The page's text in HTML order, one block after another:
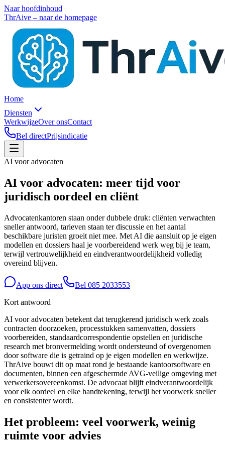
Naar hoofdinhoud
ThrAive – naar de homepage
Home
Diensten
WerkwijzeOver onsContact
Bel directPrijsindicatie
AI voor advocaten
AI voor advocaten: meer tijd voor
juridisch oordeel en cliënt
Advocatenkantoren staan onder dubbele druk: cliënten verwachten
sneller antwoord, tarieven staan ter discussie en het aantal
beschikbare juristen groeit niet mee. Met AI die aansluit op je eigen
modellen en dossiers haal je voorbereidend werk weg bij je team,
terwijl vertrouwelijkheid en eindverantwoordelijkheid volledig
overeind blijven.
App ons direct Bel 085 2033553
Kort antwoord
AI voor advocaten betekent dat terugkerend juridisch werk zoals
contracten doorzoeken, processtukken samenvatten, dossiers
voorbereiden, standaardcorrespondentie opstellen en juridische
research met bronvermelding wordt ondersteund of overgenomen
door software die is getraind op je eigen modellen en werkwijze.
ThrAive bouwt dit op maat rond je bestaande kantoorsoftware en
documenten, binnen een afgeschermde AVG-veilige omgeving met
verwerkersovereenkomst. De advocaat blijft eindverantwoordelijk
voor elk oordeel en elke handtekening, terwijl het voorwerk sneller
en consistenter wordt.
Het probleem: veel voorwerk, weinig
ruimte voor advies